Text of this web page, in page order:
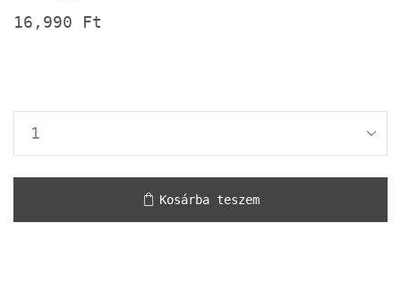
16,990 Ft
Kosárba teszem